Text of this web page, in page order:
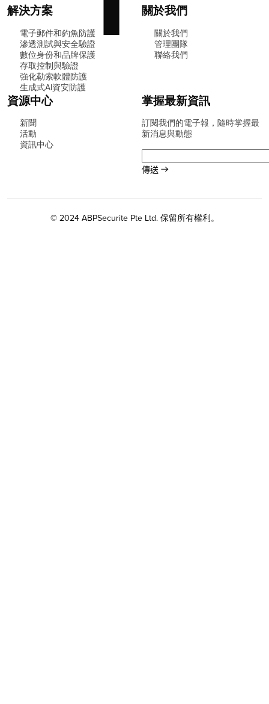
解決方案
電子郵件和釣魚防護
滲透測試與安全驗證
數位身份和品牌保護
存取控制與驗證
強化勒索軟體防護
生成式AI資安防護
關於我們
關於我們
管理團隊
聯絡我們
資源中心
新聞
活動
資訊中心
掌握最新資訊
訂閱我們的電子報，隨時掌握最
新消息與動態
© 2024 ABPSecurite Pte Ltd. 保留所有權利。